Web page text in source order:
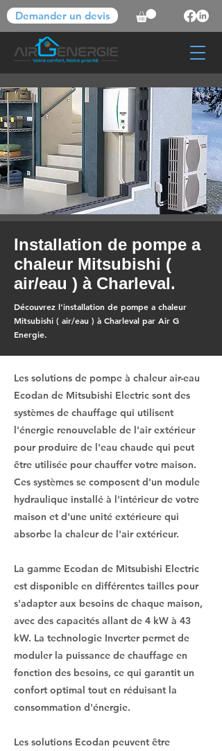
Demander un devis
Installation de pompe a
chaleur Mitsubishi (
air/eau ) à Charleval.
Découvrez l'installation de pompe a chaleur
Mitsubishi ( air/eau ) à Charleval par Air G
Energie.
Les solutions de pompe à chaleur air-eau
Ecodan de Mitsubishi Electric sont des
systèmes de chauffage qui utilisent
l'énergie renouvelable de l'air extérieur
pour produire de l'eau chaude qui peut
être utilisée pour chauffer votre maison.
Ces systèmes se composent d'un module
hydraulique installé à l'intérieur de votre
maison et d'une unité extérieure qui
absorbe la chaleur de l'air extérieur.
La gamme Ecodan de Mitsubishi Electric
est disponible en différentes tailles pour
s'adapter aux besoins de chaque maison,
avec des capacités allant de 4 kW à 43
kW. La technologie Inverter permet de
moduler la puissance de chauffage en
fonction des besoins, ce qui garantit un
confort optimal tout en réduisant la
consommation d'énergie.
Les solutions Ecodan peuvent être